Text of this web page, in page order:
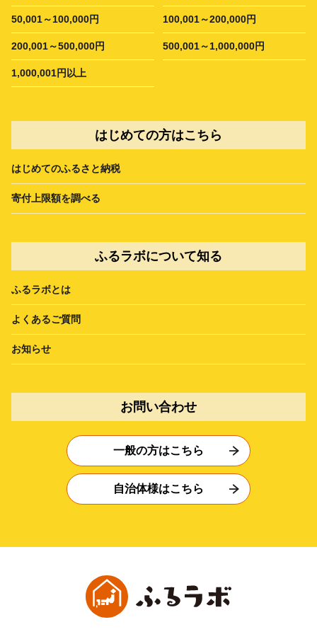
50,001～100,000円 100,001～200,000円
200,001～500,000円 500,001～1,000,000円
1,000,001円以上
はじめての方はこちら
はじめてのふるさと納税
寄付上限額を調べる
ふるラボについて知る
ふるラボとは
よくあるご質問
お知らせ
お問い合わせ
一般の方はこちら
自治体様はこちら